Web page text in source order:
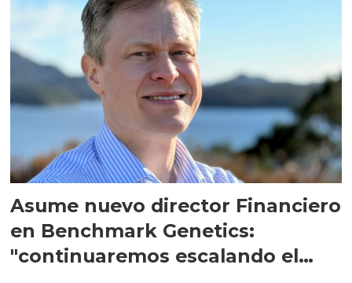
Asume nuevo director Financiero
en Benchmark Genetics:
"continuaremos escalando el